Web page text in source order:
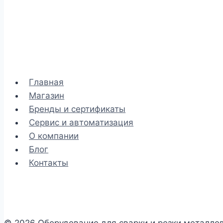
Главная
Магазин
Бренды и сертификаты
Сервис и автоматизация
О компании
Блог
Контакты